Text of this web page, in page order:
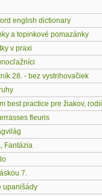
english dictionary
a topinkové pomazánky
v praxi
28. - bez vystrihovačiek
best practice pre žiakov,
fleuris
Fantázia
7.
upanišády